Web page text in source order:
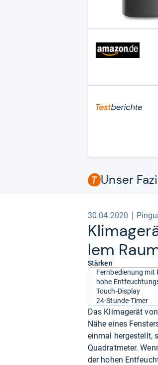
Unser
30.04.2020
lem
Stärken
Fernbedienung mit
hohe
Touch-Display
24-Stunde-Timer
Das Klimagerät
Nähe eines
einmal hergestellt,
Quadratmeter.
der hohen